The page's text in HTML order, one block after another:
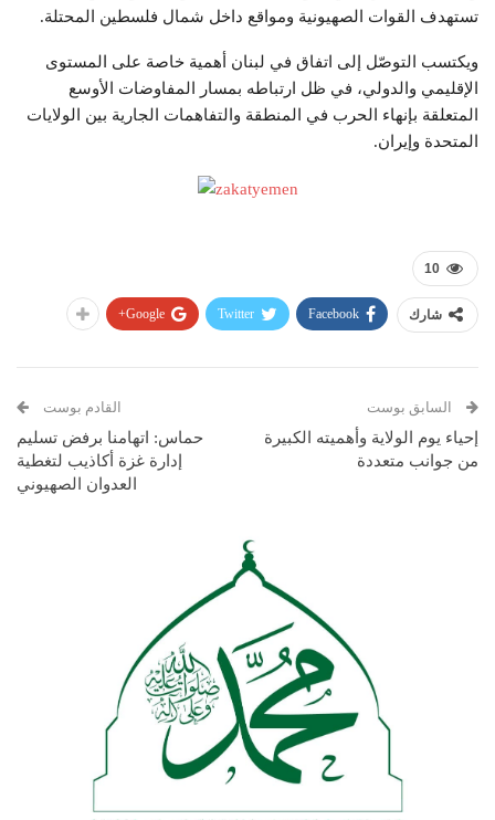
تستهدف القوات الصهيونية ومواقع داخل شمال فلسطين المحتلة.
ويكتسب التوصّل إلى اتفاق في لبنان أهمية خاصة على المستوى
الإقليمي والدولي، في ظل ارتباطه بمسار المفاوضات الأوسع
المتعلقة بإنهاء الحرب في المنطقة والتفاهمات الجارية بين الولايات
المتحدة وإيران.
10
شارك Facebook
Twitter
Google+
السابق بوست
إحياء يوم الولاية وأهميته الكبيرة
من جوانب متعددة
القادم بوست
حماس: اتهامنا برفض تسليم
إدارة غزة أكاذيب لتغطية
العدوان الصهيوني